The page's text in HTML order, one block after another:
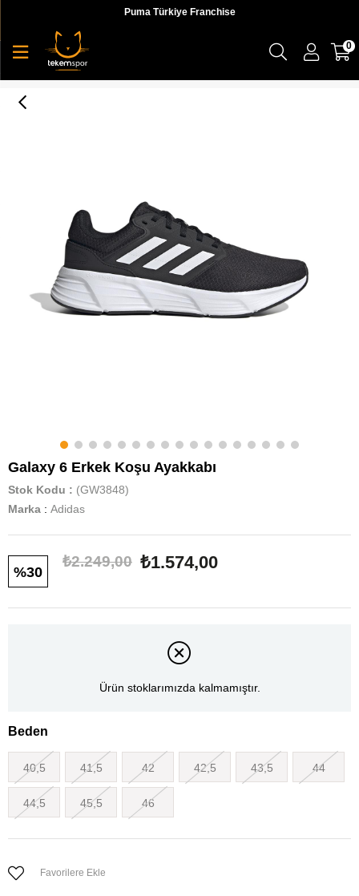
Puma Türkiye Franchise
0
Galaxy 6 Erkek Koşu Ayakkabı
Stok Kodu
(GW3848)
Marka : Adidas
30
₺2.249,00 ₺1.574,00
Ürün stoklarımızda kalmamıştır.
Beden
40,5 41,5 42 42,5 43,5 44
44,5 45,5 46
Favorilere Ekle